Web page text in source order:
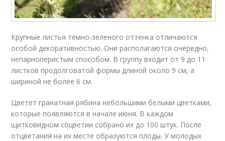
Крупные листья темно-зеленого оттенка отличаются
особой декоративностью. Они располагаются очередно,
непарноперистым способом. В группу входит от 9 до 11
листков продолговатой формы длиной около 9 см, а
шириной не более 6 см.
Цветет гранатная рябина небольшими белыми цветками,
которые появляются в начале июня. В каждом
щитковидном соцветии собрано их до 100 штук. После
отцветания на их месте образуются плоды. У молодых